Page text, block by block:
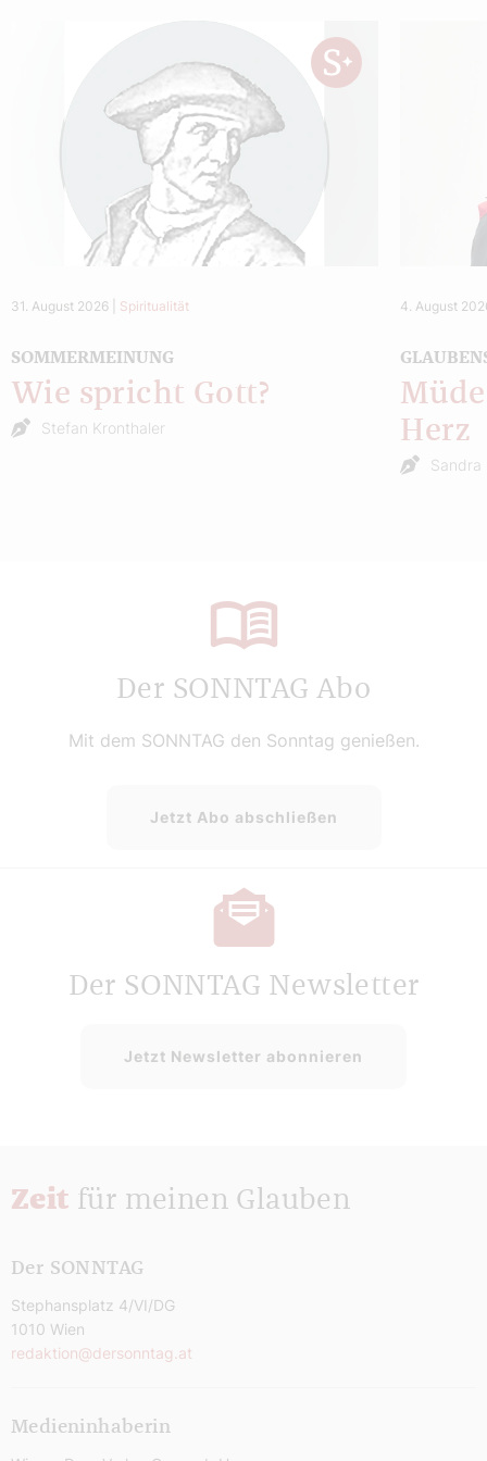
31. August 2026 Spiritualität
SOMMERMEINUNG
Wie spricht Gott?
Stefan Kronthaler
4. August
Herz
Sandra
Der SONNTAG Abo
Mit dem SONNTAG den Sonntag genießen.
Jetzt Abo abschließen
Der SONNTAG Newsletter
Jetzt Newsletter abonnieren
Zeit für meinen Glauben
Der SONNTAG
Stephansplatz 4/VI/DG
1010 Wien
redaktion@dersonntag.at
Medieninhaberin